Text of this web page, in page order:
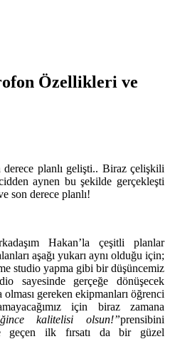
Özellikleri ve
planlı gelişti.. Biraz çelişkili
aynen bu şekilde gerçekleşti
son derece planlı!
Hakan’la çeşitli planlar
aşağı yukarı aynı olduğu için;
studio yapma gibi bir düşüncemiz
sayesinde gerçeğe dönüşecek
gereken ekipmanları öğrenci
için biraz zamana
kalitelisi olsun!”prensibini
geçen ilk fırsatı da bir güzel